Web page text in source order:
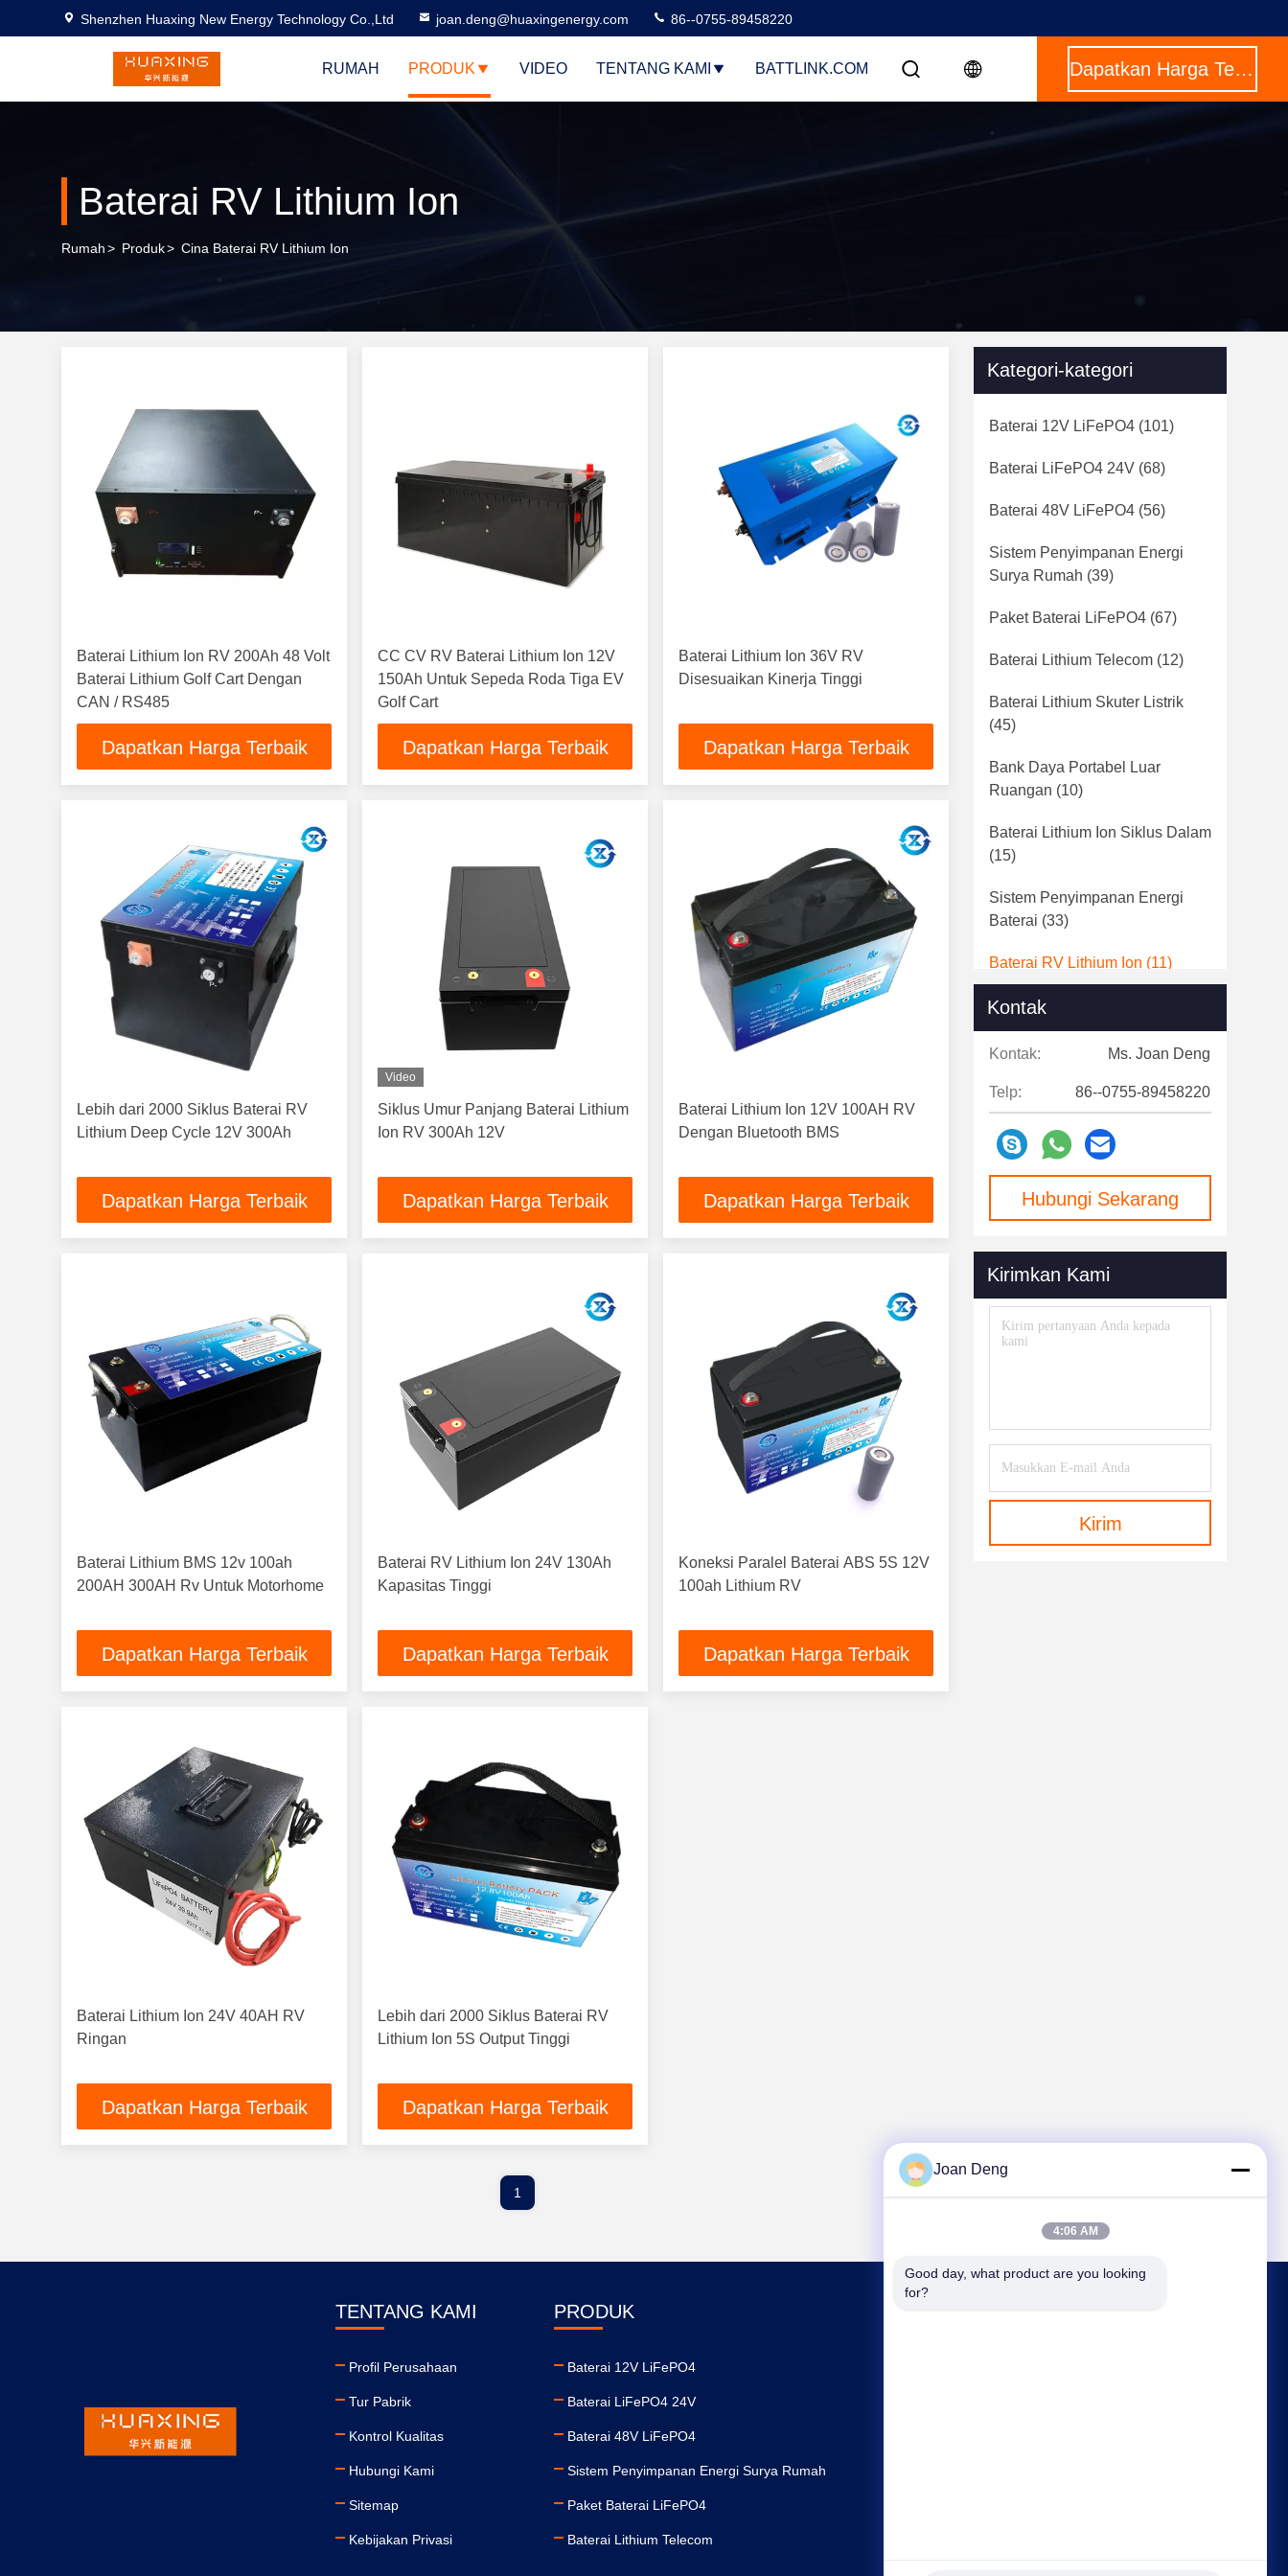
Shenzhen Huaxing New Energy Technology Co.,Ltd joan.deng@huaxingenergy.com 86--0755-89458220
RUMAH PRODUK VIDEO TENTANG KAMI BATTLINK.COM Dapatkan Harga Terbaik
Baterai RV Lithium Ion
Rumah> Produk> Cina Baterai RV Lithium Ion
Baterai Lithium Ion RV 200Ah 48 Volt
Baterai Lithium Golf Cart Dengan
CAN / RS485
Dapatkan Harga Terbaik
CC CV RV Baterai Lithium Ion 12V
150Ah Untuk Sepeda Roda Tiga EV
Golf Cart
Dapatkan Harga Terbaik
Baterai Lithium Ion 36V RV
Disesuaikan Kinerja Tinggi
Dapatkan Harga Terbaik
Lebih dari 2000 Siklus Baterai RV
Lithium Deep Cycle 12V 300Ah
Dapatkan Harga Terbaik
Video
Siklus Umur Panjang Baterai Lithium
Ion RV 300Ah 12V
Dapatkan Harga Terbaik
Baterai Lithium Ion 12V 100AH ​​RV
Dengan Bluetooth BMS
Dapatkan Harga Terbaik
Baterai Lithium BMS 12v 100ah
200AH 300AH Rv Untuk Motorhome
Dapatkan Harga Terbaik
Baterai RV Lithium Ion 24V 130Ah
Kapasitas Tinggi
Dapatkan Harga Terbaik
Koneksi Paralel Baterai ABS 5S 12V
100ah Lithium RV
Dapatkan Harga Terbaik
Baterai Lithium Ion 24V 40AH RV
Ringan
Dapatkan Harga Terbaik
Lebih dari 2000 Siklus Baterai RV
Lithium Ion 5S Output Tinggi
Dapatkan Harga Terbaik
Kategori-kategori
Baterai 12V LiFePO4 (101)
Baterai LiFePO4 24V (68)
Baterai 48V LiFePO4 (56)
Sistem Penyimpanan Energi
Surya Rumah (39)
Paket Baterai LiFePO4 (67)
Baterai Lithium Telecom (12)
Baterai Lithium Skuter Listrik
(45)
Bank Daya Portabel Luar
Ruangan (10)
Baterai Lithium Ion Siklus Dalam
(15)
Sistem Penyimpanan Energi
Baterai (33)
Baterai RV Lithium Ion (11)
Sel Silinder LiFePO4
Baterai Lithium Bluetooth(10)
Kontak
Kontak: Ms. Joan Deng
Telp: 86--0755-89458220
Hubungi Sekarang
Kirimkan Kami
Kirim
1
TENTANG KAMI
Profil Perusahaan
Tur Pabrik
Kontrol Kualitas
Hubungi Kami
Sitemap
Kebijakan Privasi
PRODUK
Baterai 12V LiFePO4
Baterai LiFePO4 24V
Baterai 48V LiFePO4
Sistem Penyimpanan Energi Surya Rumah
Paket Baterai LiFePO4
Baterai Lithium Telecom
Joan Deng
4:06 AM
Good day, what product are you looking
for?